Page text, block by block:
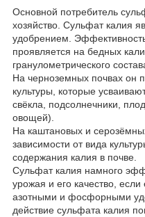
Основной потребитель
хозяйство. Сульфат калия
удобрением.
проявляется на бедных
гранулометрического
На черноземных почвах он
культуры, которые
свёкла, подсолнечники,
овощей).
На каштановых и
зависимости от вида
содержания калия в почве.
Сульфат калия намного
урожая и его качество,
азотными и фосфорными
действие сульфата калия